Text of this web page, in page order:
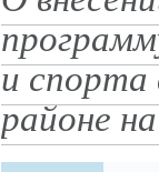
и спорта
районе